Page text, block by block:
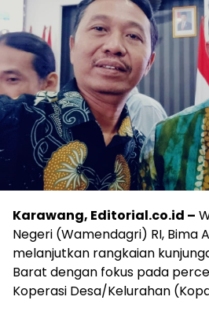
Karawang, Editorial.co.id –
Negeri (Wamendagri) RI, Bima
melanjutkan rangkaian
Barat dengan fokus pada
Koperasi Desa/Kelurahan